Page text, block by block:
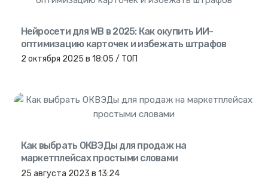
Нейросети для WB в 2025: Как окупить ИИ-
оптимизацию карточек и избежать штрафов
2 октября 2025 в 18:05 / ТОП
Как выбрать ОКВЭДы для продаж на
маркетплейсах простыми словами
25 августа 2023 в 13:24